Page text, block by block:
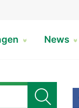
News